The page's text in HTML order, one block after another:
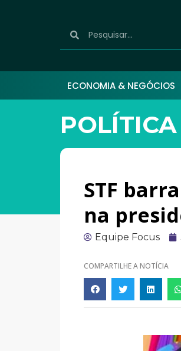
ECONOMIA & NEGÓCIOS
POLÍTICA
STF
na
Equipe Focus
COMPARTILHE A NOTÍCIA